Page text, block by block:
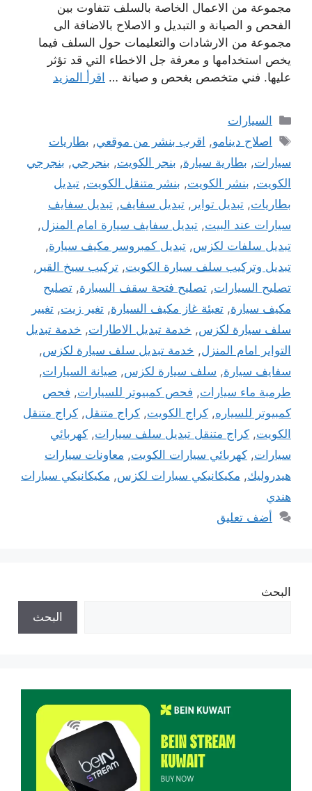
مجموعة من الاعمال الخاصة بالسلف تتفاوت بين
الفحص و الصيانة و التبديل و الاصلاح بالاضافة الى
مجموعة من الارشادات والتعليمات حول السلف فيما
يخص استخدامها و معرفة جل الاخطاء التي قد تؤثر
عليها. فني متخصص بغحص و صيانة … اقرأ المزيد
التصنيفات
السيارات
الوسوم
اصلاح دينامو, اقرب بنشر من موقعي, بطاريات
سيارات, بطارية سيارة, بنجر الكويت, بنجرجي, بنجرجي
الكويت, بنشر الكويت, بنشر متنقل الكويت, تبديل
بطاريات, تبديل تواير , تبديل سفايف, تبديل سفايف
سيارات عند البيت, تبديل سفايف سيارة امام المنزل,
تبديل سلفات لكزس, تبديل كمبروسر مكيف سيارة,
تبديل وتركيب سلف سيارة الكويت, تركيب سيخ القير ,
تصليح السيارات, تصليح فتحة سقف السيارة, تصليح
مكيف سيارة, تعبئة غاز مكيف السيارة, تغير زيت, تغيير
سلف سيارة لكزس, خدمة تبديل الاطارات, خدمة تبديل
التواير امام المنزل, خدمة تبديل سلف سيارة لكزس,
سفايف سيارة, سلف سيارة لكزس, صيانة السيارات,
طرمبة ماء سيارات, فحص كمبيوتر للسيارات, فحص
كمبيوتر للسياره, كراج الكويت, كراج متنقل, كراج متنقل
الكويت, كراج متنقل تبديل سلف سيارات, كهربائي
سيارات, كهربائي سيارات الكويت, معاونات سيارات
هيدروليك, مكيكانيكي سيارات لكزس, مكيكانيكي سيارات
هندي
أضف تعليق
البحث
البحث